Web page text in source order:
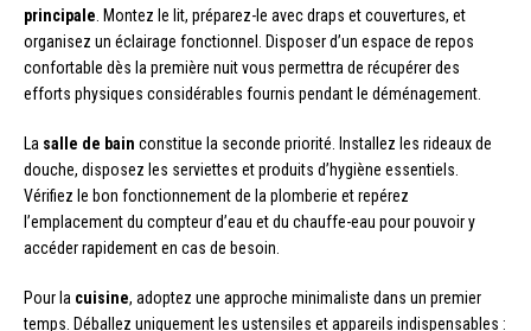
principale . Montez le lit, préparez-le avec draps et couvertures, et
organisez un éclairage fonctionnel. Disposer d’un espace de repos
confortable dès la première nuit vous permettra de récupérer des
efforts physiques considérables fournis pendant le déménagement.
La salle de bain constitue la seconde priorité. Installez les rideaux de
douche, disposez les serviettes et produits d’hygiène essentiels.
Vérifiez le bon fonctionnement de la plomberie et repérez
l’emplacement du compteur d’eau et du chauffe-eau pour pouvoir y
accéder rapidement en cas de besoin.
Pour la cuisine, adoptez une approche minimaliste dans un premier
temps. Déballez uniquement les ustensiles et appareils indispensables :